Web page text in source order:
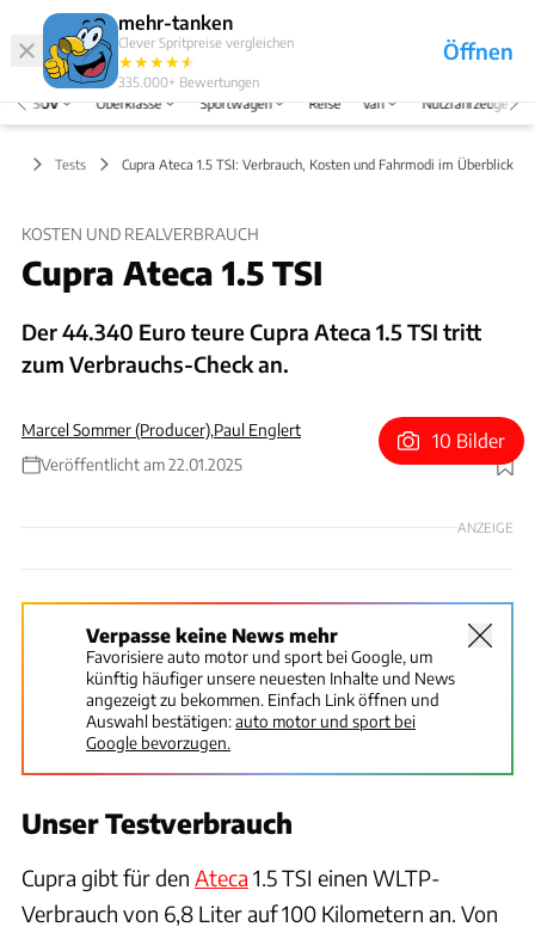
mehr-tanken
Clever Spritpreise vergleichen
★★★★★
★
335.000+ Bewertungen
Öffnen
Abo
Menü
SUV Oberklasse Sportwagen Reise Van Nutzfahrzeuge
Tests Cupra Ateca 1.5 TSI: Verbrauch, Kosten und Fahrmodi im Überblick
KOSTEN UND REALVERBRAUCH
Cupra Ateca 1.5 TSI
Der 44.340 Euro teure Cupra Ateca 1.5 TSI tritt
zum Verbrauchs-Check an.
Marcel Sommer (Producer),Paul Englert
Veröffentlicht am 22.01.2025
Foto: ACHIM HARTMANN
10 Bilder
ANZEIGE
Verpasse keine News mehr
Favorisiere auto motor und sport bei Google, um
künftig häufiger unsere neuesten Inhalte und News
angezeigt zu bekommen. Einfach Link öffnen und
Auswahl bestätigen:auto motor und sport bei
Google bevorzugen.
Unser Testverbrauch
Cupra gibt für den Ateca 1.5 TSI einen WLTP-
Verbrauch von 6,8 Liter auf 100 Kilometern an. Von